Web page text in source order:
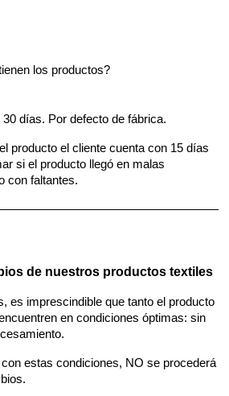
los productos?
días. Por defecto de fábrica.
producto el cliente cuenta con 15 días
si el producto llegó en malas
con faltantes.
de nuestros productos textiles
es imprescindible que tanto el producto
en condiciones óptimas: sin
estas condiciones, NO se procederá